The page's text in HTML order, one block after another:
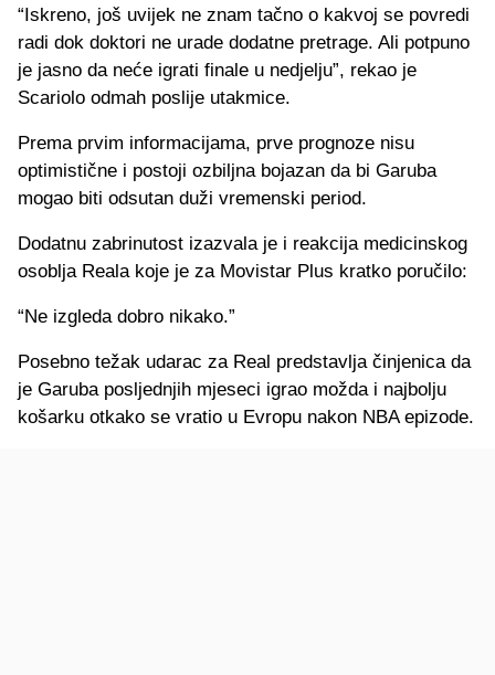
“Iskreno, još uvijek ne znam tačno o kakvoj se povredi
radi dok doktori ne urade dodatne pretrage. Ali potpuno
je jasno da neće igrati finale u nedjelju”, rekao je
Scariolo odmah poslije utakmice.
Prema prvim informacijama, prve prognoze nisu
optimistične i postoji ozbiljna bojazan da bi Garuba
mogao biti odsutan duži vremenski period.
Dodatnu zabrinutost izazvala je i reakcija medicinskog
osoblja Reala koje je za Movistar Plus kratko poručilo:
“Ne izgleda dobro nikako.”
Posebno težak udarac za Real predstavlja činjenica da
je Garuba posljednjih mjeseci igrao možda i najbolju
košarku otkako se vratio u Evropu nakon NBA epizode.